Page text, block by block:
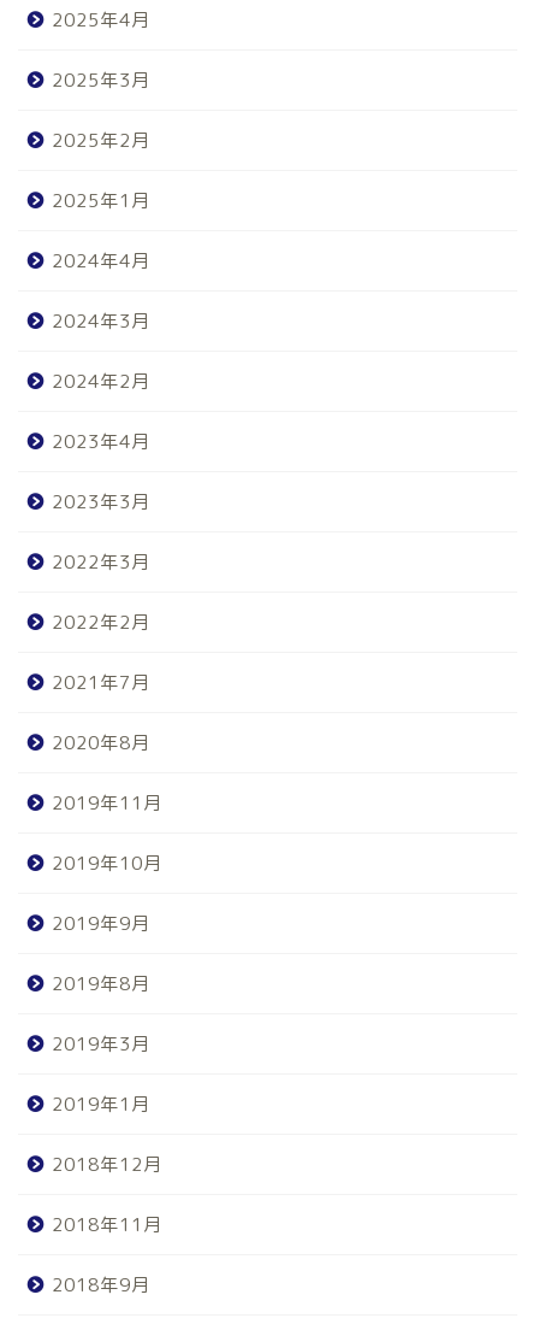
2025年4月
2025年3月
2025年2月
2025年1月
2024年4月
2024年3月
2024年2月
2023年4月
2023年3月
2022年3月
2022年2月
2021年7月
2020年8月
2019年11月
2019年10月
2019年9月
2019年8月
2019年3月
2019年1月
2018年12月
2018年11月
2018年9月